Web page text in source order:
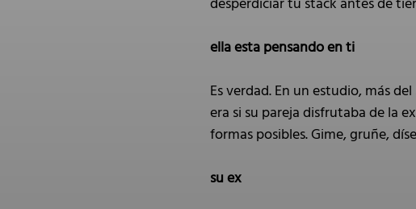
ella esta pensando en ti
Es verdad. En un estudio, más
era si su pareja disfrutaba de la
formas posibles. Gime, gruñe,
su ex